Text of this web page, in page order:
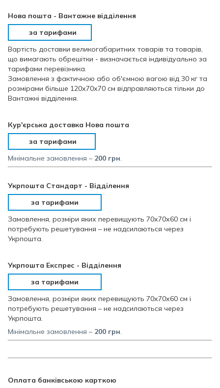
Нова пошта - Вантажне відділення
за тарифами
Вартість доставки великогабаритних товарів та товарів,
що вимагають обрешітки - визначається індивідуально за
тарифами перевізника.
Замовлення з фактичною або об'ємною вагою від 30 кг та
розмірами більше 120х70х70 см відправляються тільки до
Вантажні відділення.
Кур'єрська доставка Нова пошта
за тарифами
Мінімальне замовлення – 200 грн
Укрпошта Стандарт - Відділення
за тарифами
Замовлення, розміри яких перевищують 70х70х60 см і
потребують решетування – не надсилаються через
Укрпошта.
Укрпошта Експрес - Відділення
за тарифами
Замовлення, розміри яких перевищують 70х70х60 см і
потребують решетування – не надсилаються через
Укрпошта.
Мінімальне замовлення – 200 грн
Оплата банківською карткою